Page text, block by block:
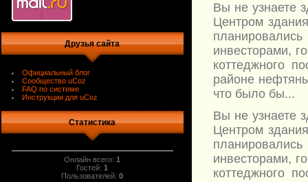
Друзья сайта
Официальный блог
Сообщество uCoz
FAQ по системе
Инструкции для uCoz
Статистика
Онлайн всего:1
Гостей:1
Пользователей:0
Вы не узнаете
Центром
инвесторами,
коттеджного
районе
что было бы...
Вы не узнаете
Центром
инвесторами,
коттеджного